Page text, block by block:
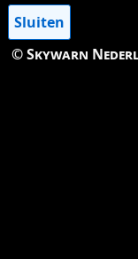
Sluiten
© Skywarn